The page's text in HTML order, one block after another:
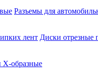
Разъемы для
лент Диски отрезные
Х-образные